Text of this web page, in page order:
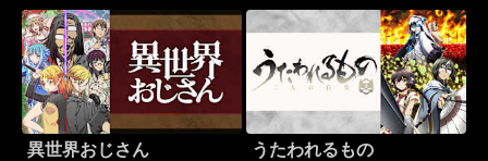
異世界おじさん うたわれるもの